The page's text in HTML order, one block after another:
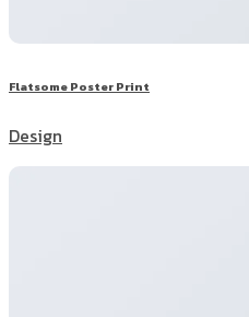
Flatsome Poster Print
Design